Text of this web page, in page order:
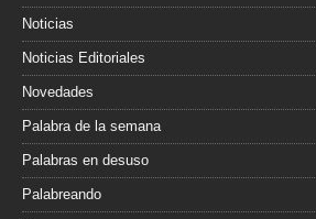
Noticias
Noticias Editoriales
Novedades
Palabra de la semana
Palabras en desuso
Palabreando